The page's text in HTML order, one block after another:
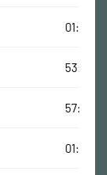
53:13
57:15